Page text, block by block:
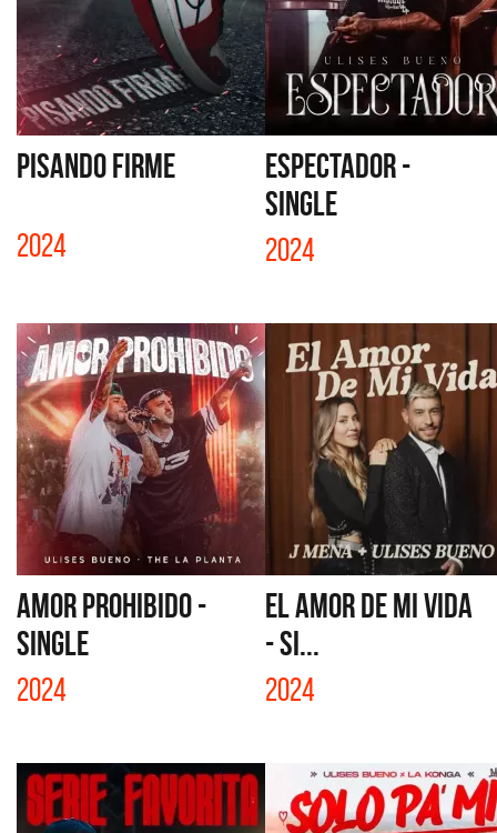
PISANDO FIRME
2024
ESPECTADOR -
SINGLE
2024
AMOR PROHIBIDO -
SINGLE
2024
EL AMOR DE MI VIDA
- SI...
2024